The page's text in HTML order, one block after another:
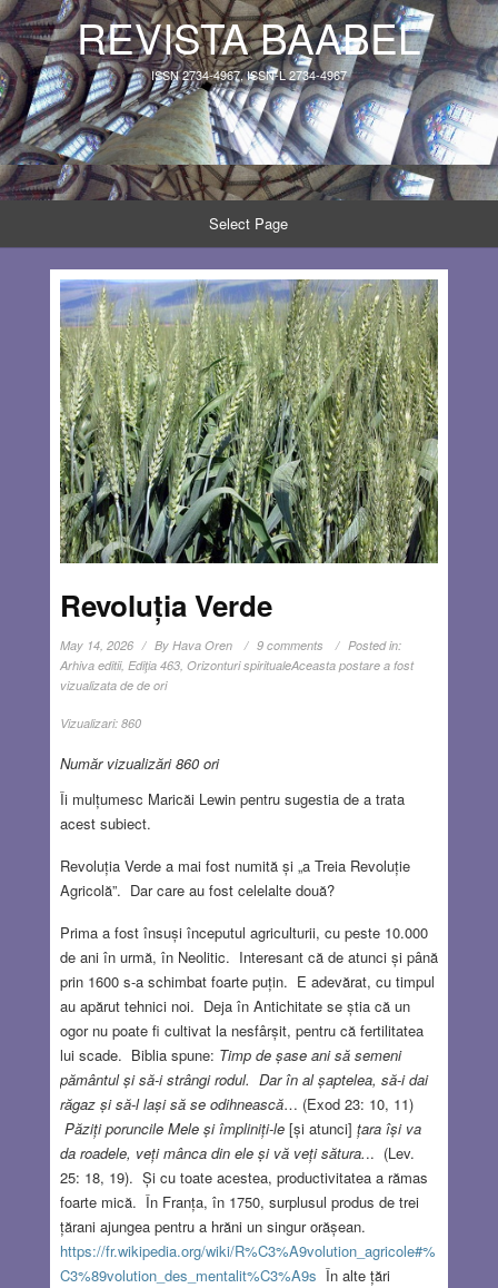
REVISTA BAABEL
ISSN 2734-4967, ISSN-L 2734-4967
Select Page
Revoluția Verde
May 14, 2026 By Hava Oren 9 comments
Posted in:
Arhiva editii, Ediţia 463, Orizonturi spiritualeAceasta postare a fost
vizualizata de de ori
Vizualizari: 860
Număr vizualizări 860 ori
Îi mulțumesc Maricăi Lewin pentru sugestia de a trata
acest subiect.
Revoluția Verde a mai fost numită și „a Treia Revoluție
Agricolă”. Dar care au fost celelalte două?
Prima a fost însuși începutul agriculturii, cu peste 10.000
de ani în urmă, în Neolitic. Interesant că de atunci și până
prin 1600 s-a schimbat foarte puțin. E adevărat, cu timpul
au apărut tehnici noi. Deja în Antichitate se știa că un
ogor nu poate fi cultivat la nesfârșit, pentru că fertilitatea
lui scade. Biblia spune: Timp de șase ani să semeni
pământul și să-i strângi rodul. Dar în al șaptelea, să-i dai
răgaz și să-l lași să se odihnească… (Exod 23: 10, 11)
Păziți poruncile Mele și împliniți-le [și atunci] țara își va
da roadele, veți mânca din ele și vă veți sătura... (Lev.
25: 18, 19). Și cu toate acestea, productivitatea a rămas
foarte mică. În Franța, în 1750, surplusul produs de trei
țărani ajungea pentru a hrăni un singur orășean.
https://fr.wikipedia.org/wiki/R%C3%A9volution_agricole#%
C3%89volution_des_mentalit%C3%A9s În alte țări